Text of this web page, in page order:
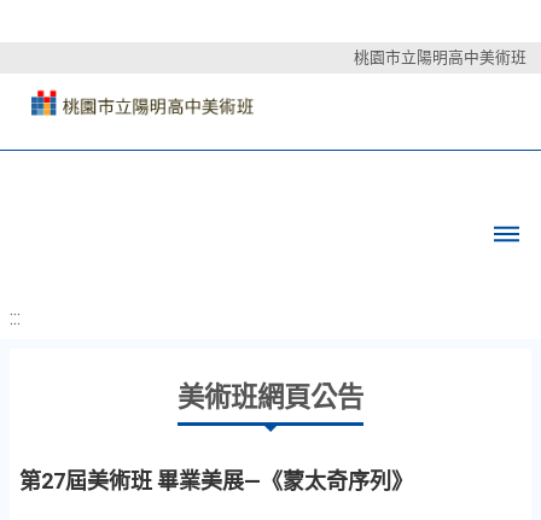
桃園市立陽明高中美術班
:::
美術班網頁公告
第27屆美術班 畢業美展—《蒙太奇序列》